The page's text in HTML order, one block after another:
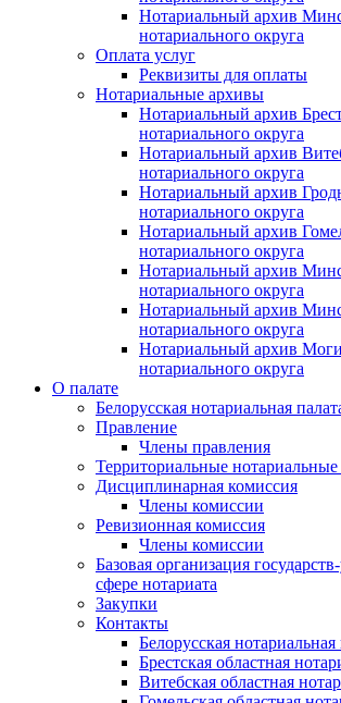
Нотариальный архив
нотариального округа
Оплата услуг
Реквизиты для оплаты
Нотариальные архивы
Нотариальный архив
нотариального округа
Нотариальный архив
нотариального округа
Нотариальный архив
нотариального округа
Нотариальный архив
нотариального округа
Нотариальный архив
нотариального округа
Нотариальный архив
нотариального округа
Нотариальный архив
нотариального округа
О палате
Белорусская нотариальная
Правление
Члены правления
Территориальные
Дисциплинарная комиссия
Члены комиссии
Ревизионная комиссия
Члены комиссии
Базовая организация
сфере нотариата
Закупки
Контакты
Белорусская нотариальная
Брестская областная
Витебская областная